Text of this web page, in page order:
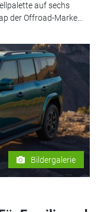
auf sechs
der Offroad-Marke...
Bildergalerie